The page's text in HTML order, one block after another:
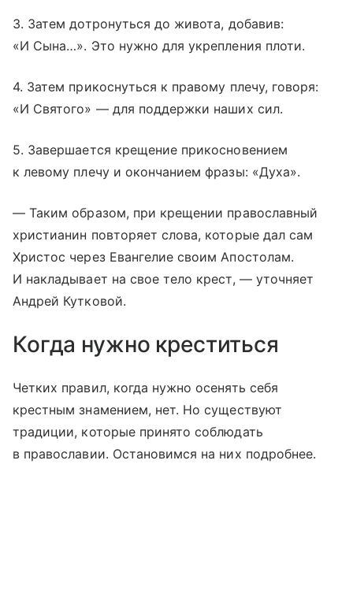
3. Затем дотронуться до живота, добавив:
«И Сына…». Это нужно для укрепления плоти.
4. Затем прикоснуться к правому плечу, говоря:
«И Святого» — для поддержки наших сил.
5. Завершается крещение прикосновением
к левому плечу и окончанием фразы: «Духа».
— Таким образом, при крещении православный
христианин повторяет слова, которые дал сам
Христос через Евангелие своим Апостолам.
И накладывает на свое тело крест, — уточняет
Андрей Кутковой.
Когда нужно креститься
Четких правил, когда нужно осенять себя
крестным знамением, нет. Но существуют
традиции, которые принято соблюдать
в православии. Остановимся на них подробнее.